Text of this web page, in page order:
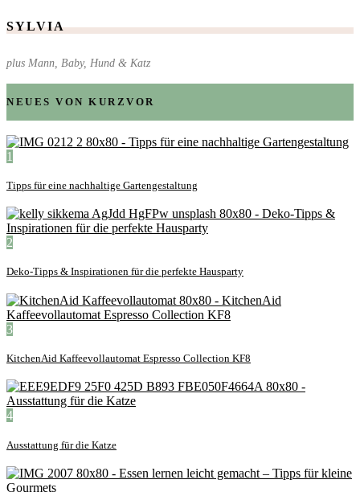
SYLVIA
plus Mann, Baby, Hund & Katz
NEUES VON KURZVOR
1
Tipps für eine nachhaltige Gartengestaltung
2
Deko-Tipps & Inspirationen für die perfekte Hausparty
3
KitchenAid Kaffeevollautomat Espresso Collection KF8
4
Ausstattung für die Katze